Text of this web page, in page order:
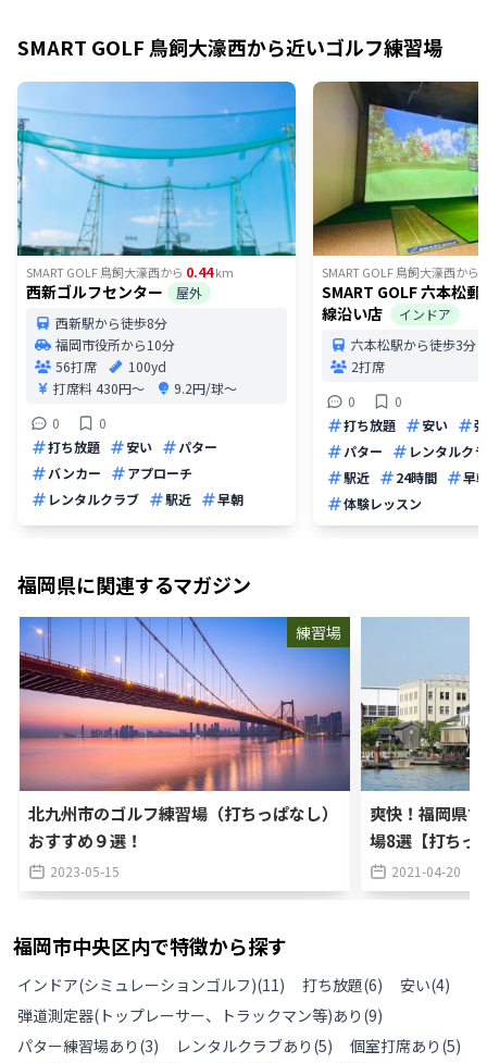
SMART GOLF 鳥飼大濠西から近いゴルフ練習場
SMART GOLF 鳥飼大濠西から 0.44km
西新ゴルフセンター
屋外
西新駅から徒歩8分
福岡市役所から10分
56打席
100yd
打席料430円〜
9.2円/球〜
0
0
打ち放題
安い
パター
バンカー
アプローチ
レンタルクラブ
駅近 早朝
SMART GOLF 鳥飼大濠西から
SMART GOLF 六本松
線沿い店
インドア
六本松駅から徒歩3分
2打席
0
0
打ち放題
安い
パター
レンタルク
駅近
24時間
早
体験レッスン
福岡県に関連するマガジン
練習場
北九州市のゴルフ練習場（打ちっぱなし）
おすすめ９選！
2023-05-15
爽快！福岡県
場8選【打ちっ
2021-04-20
福岡市中央区内で特徴から探す
インドア(シミュレーションゴルフ)(11) 打ち放題(6) 安い(4)
弾道測定器(トップレーサー、トラックマン等)あり (9)
パター練習場あり (3) レンタルクラブあり (5) 個室打席あり (5)